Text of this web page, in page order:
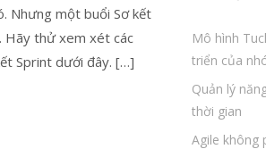
Nhưng một buổi Sơ kết
Hãy thử xem xét các
Sprint dưới đây. […]
Mô hình
triển của
Quản lý
thời gian
Agile không